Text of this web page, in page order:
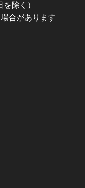
除く）
合があります